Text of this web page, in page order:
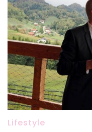
Lifestyle